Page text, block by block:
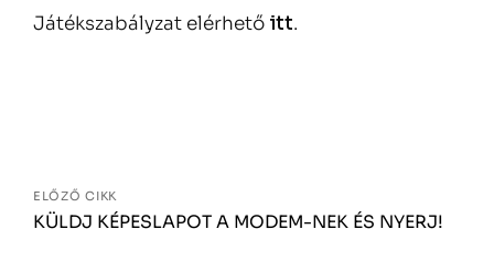
Játékszabályzat elérhető itt.
ELŐZŐ CIKK
KÜLDJ KÉPESLAPOT A MODEM-NEK ÉS NYERJ!